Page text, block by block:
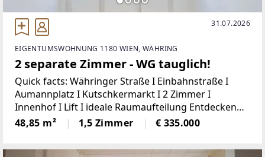
31.07.2026
EIGENTUMSWOHNUNG 1180 WIEN, WÄHRING
2 separate Zimmer - WG tauglich!
Quick facts: Währinger Straße I Einbahnstraße I
Aumannplatz I Kutschkermarkt I 2 Zimmer I
Innenhof I Lift I ideale Raumaufteilung Entdecken
Sie diese interessante 2-Zimmer-Wohnung in
ruhiger Hoflage als Rückzugsort aus einem
48,85 m² 1,5 Zimmer € 335.000